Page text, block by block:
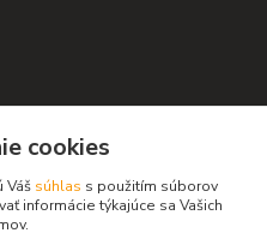
cookies
Váš súhlas s použitím súborov
informácie týkajúce sa Vašich